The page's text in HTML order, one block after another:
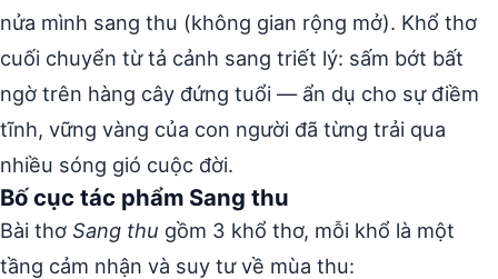
nửa mình sang thu (không gian rộng mở). Khổ thơ
cuối chuyển từ tả cảnh sang triết lý: sấm bớt bất
ngờ trên hàng cây đứng tuổi — ẩn dụ cho sự điềm
tĩnh, vững vàng của con người đã từng trải qua
nhiều sóng gió cuộc đời.
Bố cục tác phẩm Sang thu
Bài thơ Sang thu gồm 3 khổ thơ, mỗi khổ là một
tầng cảm nhận và suy tư về mùa thu: